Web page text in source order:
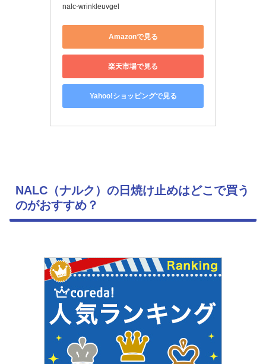
nalc-wrinkleuvgel
Amazonで見る
楽天市場で見る
Yahoo!ショッピングで見る
NALC（ナルク）の日焼け止めはどこで買う
のがおすすめ？